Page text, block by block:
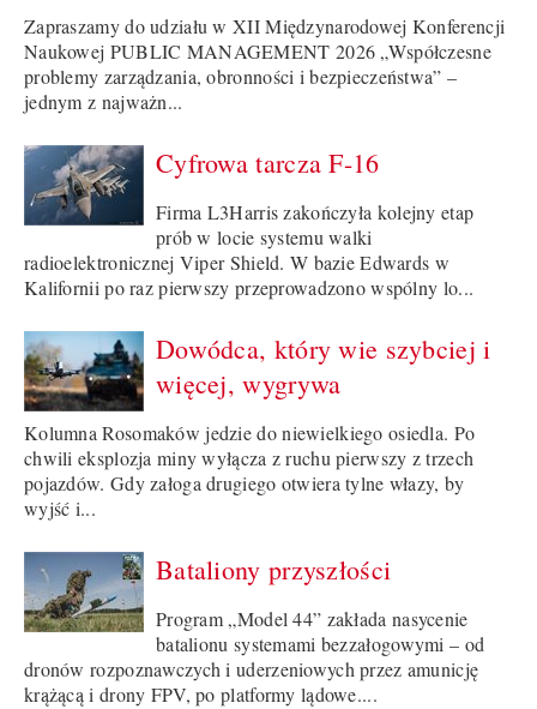
Zapraszamy do udziału w XII Międzynarodowej Konferencji
Naukowej PUBLIC MANAGEMENT 2026 „Współczesne
problemy zarządzania, obronności i bezpieczeństwa” –
jednym z najważn...
Cyfrowa tarcza F-16
Firma L3Harris zakończyła kolejny etap
prób w locie systemu walki
radioelektronicznej Viper Shield. W bazie Edwards w
Kalifornii po raz pierwszy przeprowadzono wspólny lo...
Dowódca, który wie szybciej i
więcej, wygrywa
Kolumna Rosomaków jedzie do niewielkiego osiedla. Po
chwili eksplozja miny wyłącza z ruchu pierwszy z trzech
pojazdów. Gdy załoga drugiego otwiera tylne włazy, by
wyjść i...
Bataliony przyszłości
Program „Model 44” zakłada nasycenie
batalionu systemami bezzałogowymi – od
dronów rozpoznawczych i uderzeniowych przez amunicję
krążącą i drony FPV, po platformy lądowe....